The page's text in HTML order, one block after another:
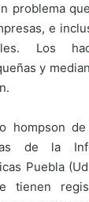
problema
e
Los
y
hompson
de la
Puebla